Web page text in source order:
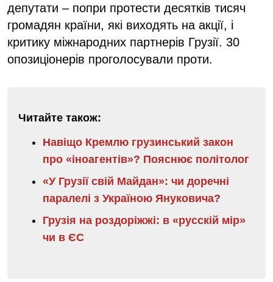
депутати – попри протести десятків тисяч
громадян країни, які виходять на акції, і
критику міжнародних партнерів Грузії. 30
опозиціонерів проголосували проти.
Читайте також:
Навіщо Кремлю грузинський закон
про «іноагентів»? Пояснює політолог
«У Грузії свій Майдан»: чи доречні
паралелі з Україною Януковича?
Грузія на роздоріжжі: в «русскій мір»
чи в ЄС